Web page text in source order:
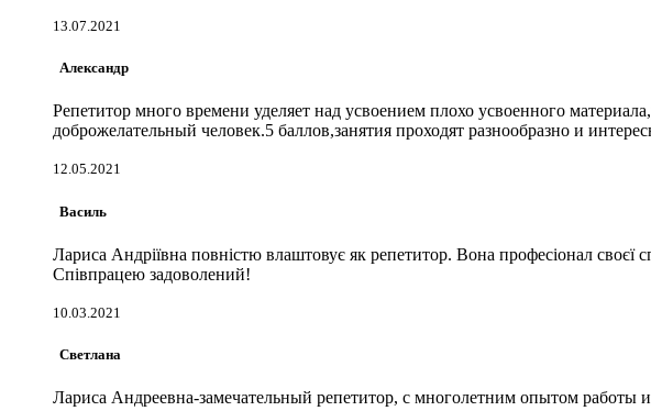
13.07.2021
Александр
Репетитор много времени уделяет над усвоением плохо усвоенного
доброжелательный человек.5 баллов,занятия проходят разнообразно и
12.05.2021
Василь
Лариса Андріївна повністю влаштовує як репетитор. Вона професіонал своєї
Співпрацею задоволений!
10.03.2021
Светлана
Лариса Андреевна-замечательный репетитор, с многолетним опытом